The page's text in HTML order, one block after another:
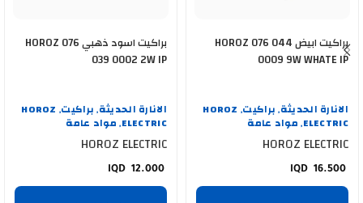
براكيت ابيض HOROZ 076 044
0009 9W WHATE IP
الانارة الحديثة, براكيت,
HOROZ
ELECTRIC
, مواد عامة
HOROZ ELECTRIC
16.500
براكيت اسود ذهبي HOROZ 076
039 0002 2W IP
الانارة الحديثة, براكيت,
HOROZ
ELECTRIC
, مواد عامة
HOROZ ELECTRIC
12.000